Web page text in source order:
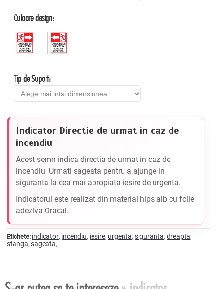
Culoare design:
Tip de Suport:
Indicator Directie de urmat in caz de
incendiu
Acest semn indica directia de urmat in caz de
incendiu. Urmati sageata pentru a ajunge in
siguranta la cea mai apropiata iesire de urgenta.
Indicatorul este realizat din material hips alb cu folie
adeziva Oracal.
Etichete: indicator, incendiu, iesire, urgenta, siguranta, dreapta,
stanga, sageata,